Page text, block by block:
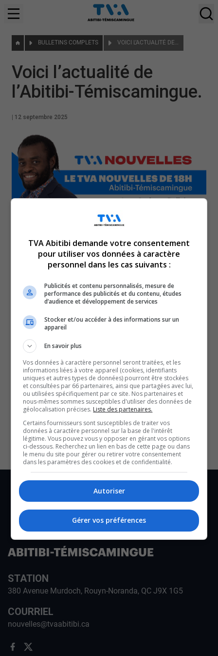
BULLETINS COMPLETS VOICI L’ACTUALITÉ DE L’ABITIBI-TÉMISCAMINGUE.
Voici l’actualité de
l’Abitibi-Témiscamingue.
12 septembre 2025
Le TVA 12 h 15 et le TVA 17 h 58 sont des rendez-vous
régionale. Avec un bulletin de 12 minutes sur l’heure du
lunch et un de 28 minutes en soirée, comptez sur nous
pour faire un tour d’horizon complet de ce qui a marqué
la région!
QUESTION DU JOUR
Commentaires
SOUTENIR NOS MÉDIAS, C’EST PROTÉGER NOTRE
CULTURE ET NOTRE ÉCONOMIE
STATION
380 Avenue Murdoch, Rouyn-Noranda, QC J9X 1G5
COURRIEL
nouvelles@tvaabitibi.ca
TVA Abitibi demande votre consentement
pour utiliser vos données à caractère
personnel dans les cas suivants :
Publicités et contenu personnalisés, mesure de
performance des publicités et du contenu, études
d’audience et développement de services
Stocker et/ou accéder à des informations sur un
appareil
En savoir plus
Vos données à caractère personnel seront traitées, et les
informations liées à votre appareil (cookies, identifiants
uniques et autres types de données) pourront être stockées
et consultées par 66 partenaires, ainsi que partagées avec lui,
ou utilisées spécifiquement par ce site. Nos partenaires et
nous-mêmes sommes susceptibles d'utiliser des données de
géolocalisation précises. Liste des partenaires.
Certains fournisseurs sont susceptibles de traiter vos
données à caractère personnel sur la base de l'intérêt
légitime. Vous pouvez vous y opposer en gérant vos options
ci-dessous. Recherchez un lien en bas de cette page ou dans
le menu du site pour gérer ou retirer votre consentement
dans les paramètres des cookies et de confidentialité.
Autoriser
Gérer vos préférences